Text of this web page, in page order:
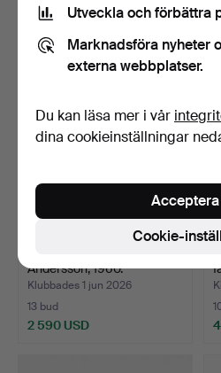
3 bud
Andersson, 1960.
Klubbades 1 jun 2026
13 bud
2 590 USD
Utveckla och förbättra
Marknadsföra nyheter
externa webbplatser.
Du kan läsa mer i vår
dina cookieinställningar
Cookie-